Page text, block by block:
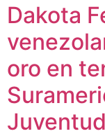
Dakota
oro en
Juventud